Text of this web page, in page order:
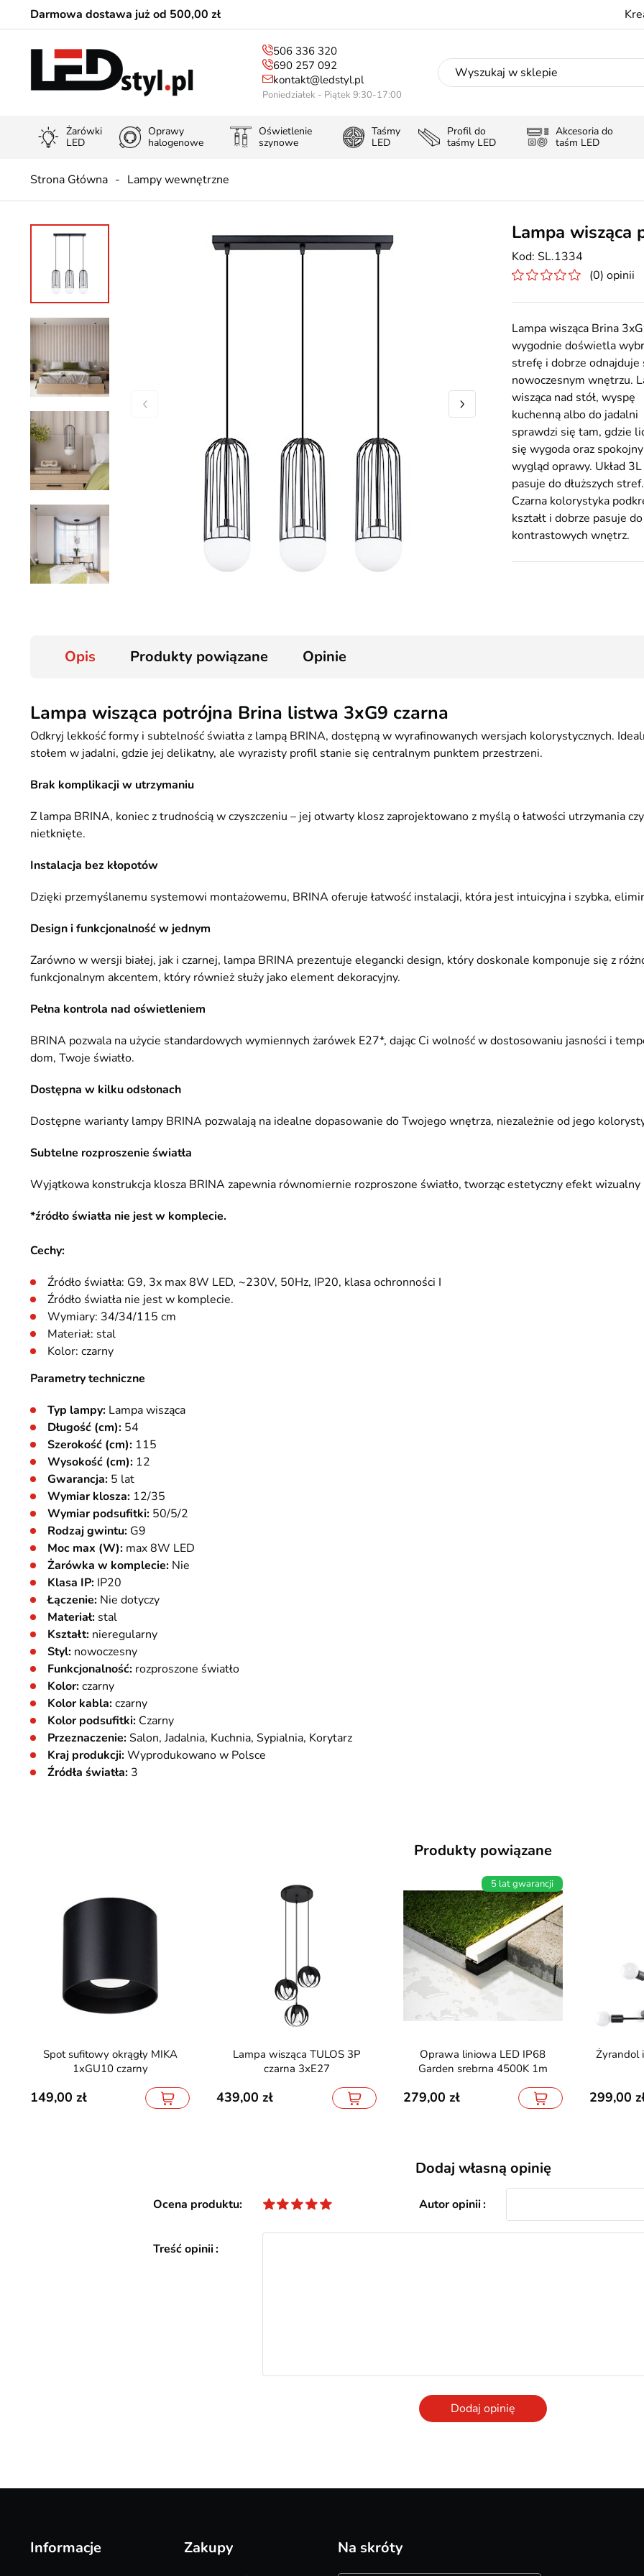
Darmowa dostawa już od 500,00 zł
506 336 320
690 257 092
kontakt@ledstyl.pl
Poniedziałek - Piątek 9:30-17:00
Żarówki
LED
Oprawy
halogenowe
Oświetlenie
szynowe
Taśmy
LED
Profil do
taśmy LED
Akcesoria do
taśm LED
Strona Główna Lampy wewnętrzne
Lampa wisząca
SL.1334
(0) opinii
Lampa wisząca Brina
wygodnie doświetla
strefę i dobrze odnajduje
nowoczesnym wnętrzu.
wisząca nad stół, wyspę
kuchenną albo do jadalni
sprawdzi się tam, gdzie
się wygoda oraz spokojny
wygląd oprawy. Układ 3L
pasuje do dłuższych stref.
Czarna kolorystyka
kształt i dobrze pasuje do
kontrastowych wnętrz.
Opis Produkty powiązane Opinie
Lampa wisząca potrójna Brina listwa 3xG9 czarna
Odkryj lekkość formy i subtelność światła z lampą BRINA, dostępną w wyrafinowanych wersjach kolorystycznych.
stołem w jadalni, gdzie jej delikatny, ale wyrazisty profil stanie się centralnym punktem przestrzeni.
Brak komplikacji w utrzymaniu
Z lampa BRINA, koniec z trudnością w czyszczeniu – jej otwarty klosz zaprojektowano z myślą o łatwości utrzymania
nietknięte.
Instalacja bez kłopotów
Dzięki przemyślanemu systemowi montażowemu, BRINA oferuje łatwość instalacji, która jest intuicyjna i szybka,
Design i funkcjonalność w jednym
Zarówno w wersji białej, jak i czarnej, lampa BRINA prezentuje elegancki design, który doskonale komponuje się z
funkcjonalnym akcentem, który również służy jako element dekoracyjny.
Pełna kontrola nad oświetleniem
BRINA pozwala na użycie standardowych wymiennych żarówek E27*, dając Ci wolność w dostosowaniu jasności i
dom, Twoje światło.
Dostępna w kilku odsłonach
Dostępne warianty lampy BRINA pozwalają na idealne dopasowanie do Twojego wnętrza, niezależnie od jego
Subtelne rozproszenie światła
Wyjątkowa konstrukcja klosza BRINA zapewnia równomiernie rozproszone światło, tworząc estetyczny efekt
*źródło światła nie jest w komplecie.
Cechy:
Źródło światła: G9, 3x max 8W LED, ~230V, 50Hz, IP20, klasa ochronności I
Źródło światła nie jest w komplecie.
Wymiary: 34/34/115 cm
Materiał: stal
Kolor: czarny
Parametry techniczne
Typ lampy: Lampa wisząca
Długość (cm): 54
Szerokość (cm): 115
Wysokość (cm): 12
Gwarancja: 5 lat
Wymiar klosza: 12/35
Wymiar podsufitki: 50/5/2
Rodzaj gwintu: G9
Moc max (W): max 8W LED
Żarówka w komplecie: Nie
Klasa IP: IP20
Łączenie: Nie dotyczy
Materiał: stal
Kształt: nieregularny
Styl: nowoczesny
Funkcjonalność: rozproszone światło
Kolor:czarny
Kolor kabla:czarny
Kolor podsufitki: Czarny
Przeznaczenie:Salon, Jadalnia, Kuchnia, Sypialnia, Korytarz
Kraj produkcji:Wyprodukowano w Polsce
Źródła światła: 3
Produkty powiązane
Spot sufitowy okrągły MIKA
1xGU10 czarny
149,00
Lampa wisząca TULOS 3P
czarna 3xE27
439,00
5 lat gwarancji
Oprawa liniowa LED IP68
Garden srebrna 4500K 1m
279,00
Żyrandol industrialny DUOMO
299,00
Dodaj własną opinię
Ocena produktu Autor opinii
Treść opinii
Dodaj opinię
Informacje Zakupy Na skróty